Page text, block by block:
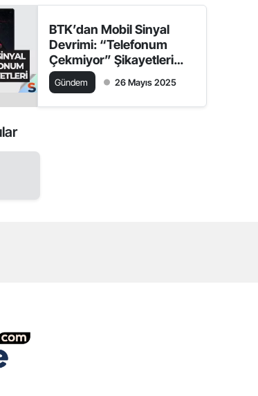
BTK’dan Mobil Sinyal
Devrimi: “Telefonum
Çekmiyor” Şikayetleri
Bitiyor!
Gündem 26 Mayıs 2025